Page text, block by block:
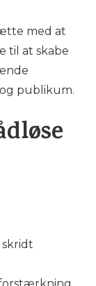
med at
til at skabe
publikum.